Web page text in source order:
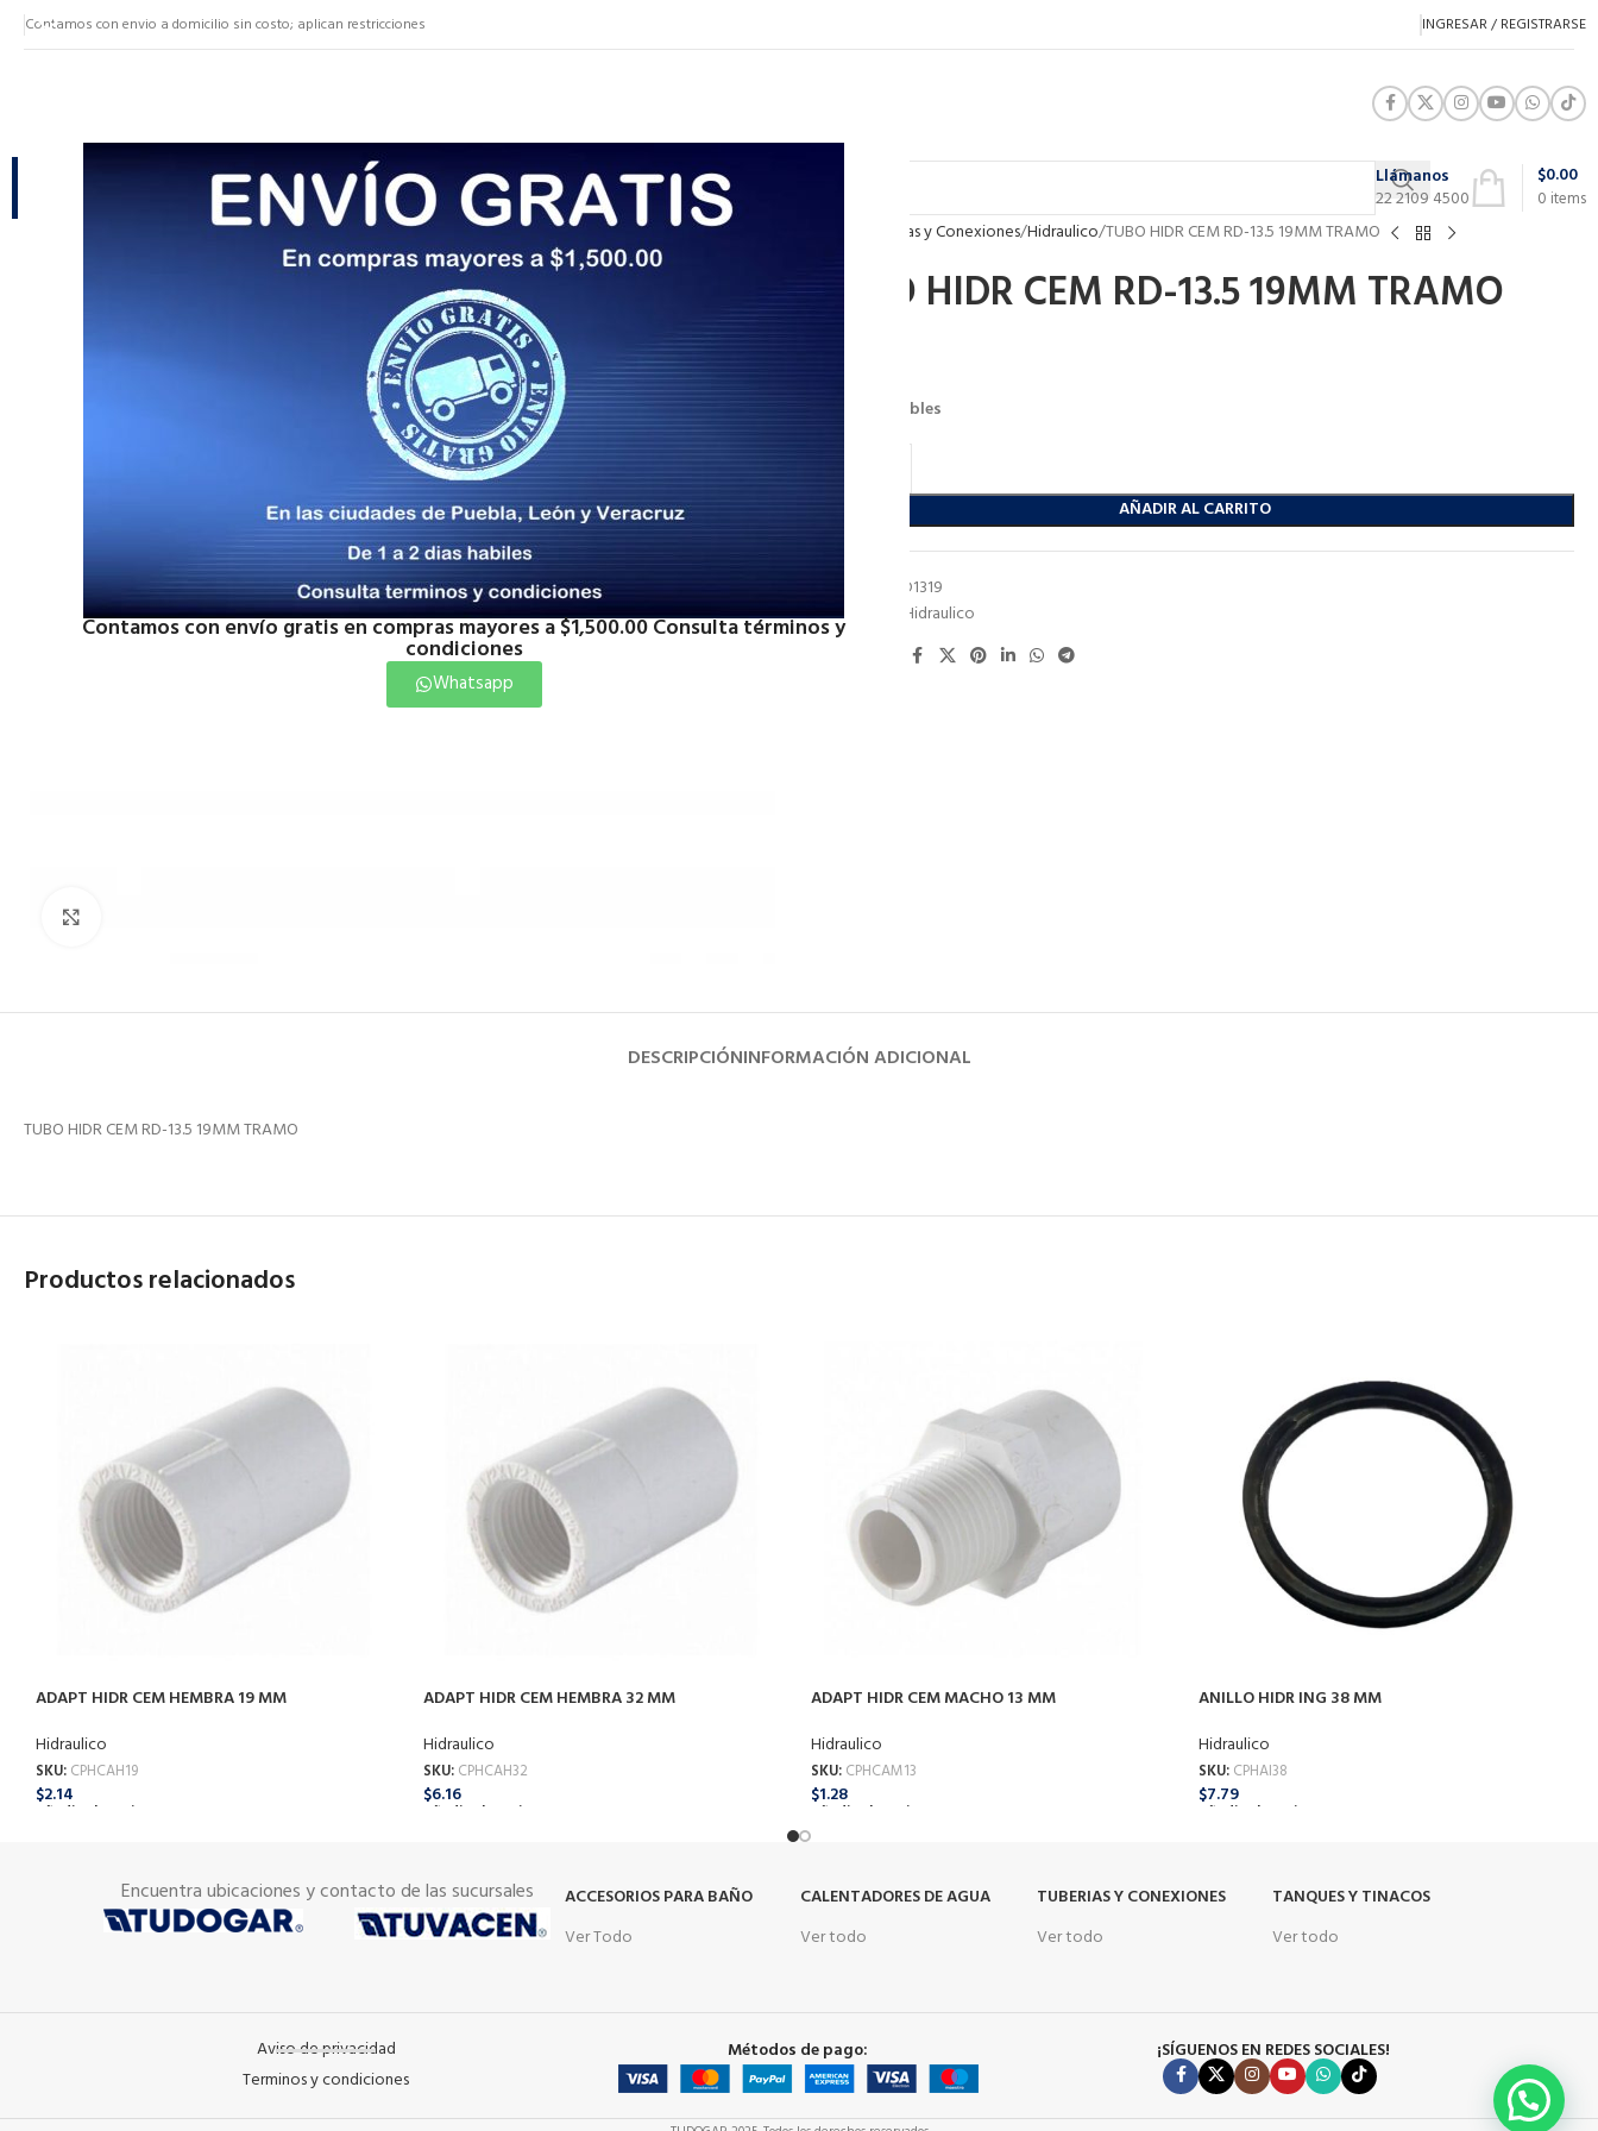
Contamos con envío gratis en compras mayores a $1,500.00 Consulta términos y
condiciones
Whatsapp
Contamos con envio a domicilio sin costo; aplican restricciones INGRESAR / REGISTRARSE
NUESTRAS CATEGORÍAS
CATEGORÍAS
Llámanos
22 2109 4500
0 items
$0.00
Tuberias y Conexiones Hidraulico TUBO HIDR CEM RD-13.5 19MM TRAMO
TUBO HIDR CEM RD-13.5 19MM TRAMO
5 disponibles
AÑADIR AL CARRITO
TPHCRD1319
Categoría:
Hidraulico
DESCRIPCIÓNINFORMACIÓN ADICIONAL
TUBO HIDR CEM RD-13.5 19MM TRAMO
Productos relacionados
ADAPT HIDR CEM HEMBRA 19 MM
Hidraulico
SKU: CPHCAH19
$2.14
Añadir Al Carrito
ADAPT HIDR CEM HEMBRA 32 MM
Hidraulico
SKU: CPHCAH32
$6.16
Añadir Al Carrito
ADAPT HIDR CEM MACHO 13 MM
Hidraulico
SKU: CPHCAM13
$1.28
Añadir Al Carrito
ANILLO HIDR ING 38 MM
Hidraulico
SKU: CPHAI38
$7.79
Añadir Al Carrito
Encuentra ubicaciones y contacto de las sucursales
ACCESORIOS PARA BAÑO
Ver Todo
CALENTADORES DE AGUA
Ver todo
TUBERIAS Y CONEXIONES
Ver todo
TANQUES Y TINACOS
Ver todo
Aviso de privacidad
Terminos y condiciones
Métodos de pago: ¡SÍGUENOS EN REDES SOCIALES!